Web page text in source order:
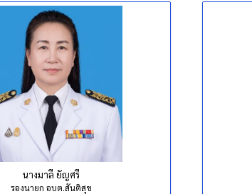
นางมาลี ยัญศรี
รองนายก อบต.สันติสุข